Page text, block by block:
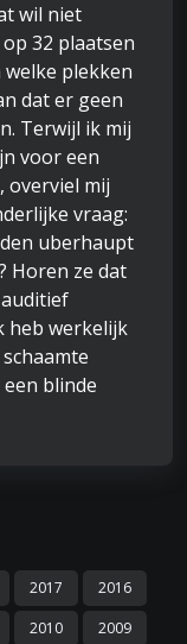
wil niet
32 plaatsen
plekken
dat er geen
Terwijl ik mij
voor een
overviel mij
vraag:
uberhaupt
Horen ze dat
heb werkelijk
blinde
2017
2016
2010
2009